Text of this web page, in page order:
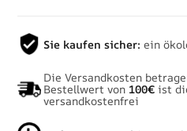
Sie kaufen sicher: ein
Die Versandkosten
Bestellwert von 100€ ist
versandkostenfrei